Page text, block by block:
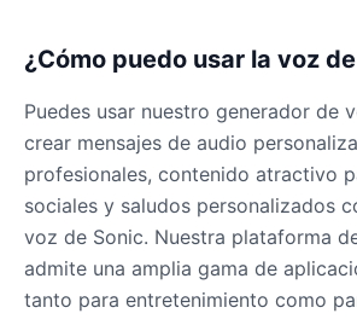
¿Cómo puedo usar la voz
Puedes usar nuestro generador de
crear mensajes de audio
profesionales, contenido atractivo
sociales y saludos personalizados
voz de Sonic. Nuestra plataforma
admite una amplia gama de
tanto para entretenimiento como